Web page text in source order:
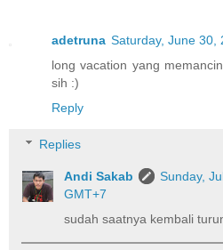
adetruna Saturday, June 30,
long vacation yang
sih :)
Reply
Replies
Andi Sakab
Sunday,
GMT+7
sudah saatnya kembali